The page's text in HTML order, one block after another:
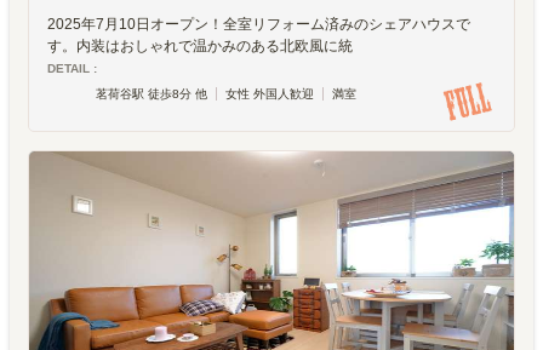
2025年7月10日オープン！全室リフォーム済みのシェアハウスで
す。内装はおしゃれで温かみのある北欧風に統
DETAIL :
茗荷谷駅 徒歩8分 他
女性 外国人歓迎 満室